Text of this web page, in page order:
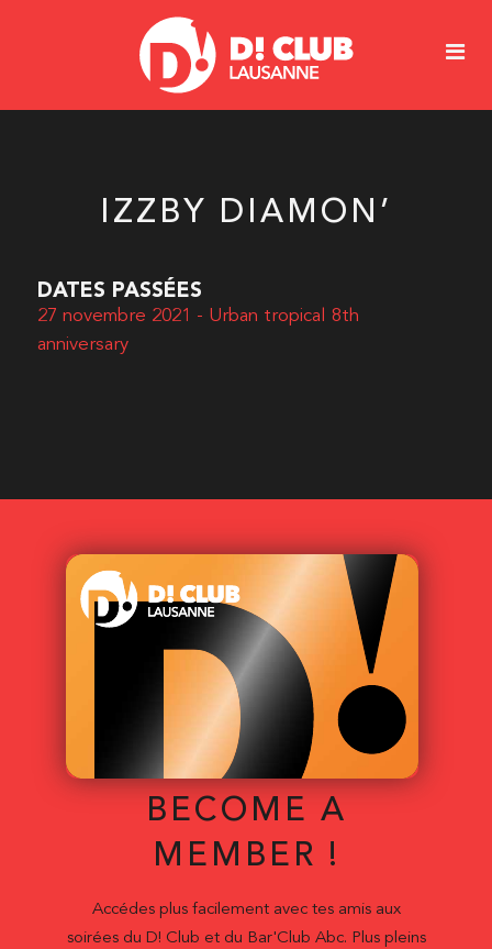
IZZBY DIAMON’
DATES PASSÉES
27 novembre 2021 - Urban tropical 8th
anniversary
BECOME A
MEMBER !
Accédes plus facilement avec tes amis aux
soirées du D! Club et du Bar'Club Abc. Plus pleins